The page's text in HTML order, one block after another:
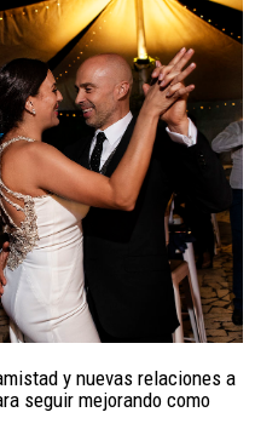
y nuevas relaciones a
seguir mejorando como